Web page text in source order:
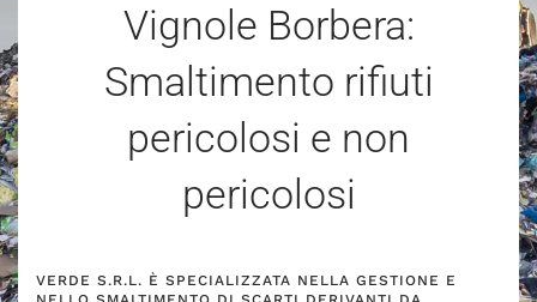
Vignole Borbera:
Smaltimento rifiuti
pericolosi e non
pericolosi
VERDE S.R.L. È SPECIALIZZATA NELLA GESTIONE E